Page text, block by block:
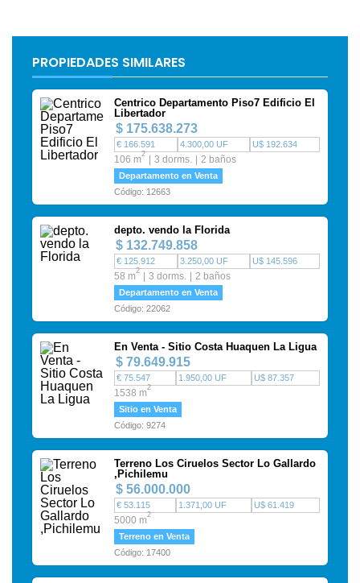
PROPIEDADES SIMILARES
Centrico Departamento Piso7 Edificio El
Libertador
$ 175.638.273
€ 166.591 4.300,00 UF U$ 192.634
106 m2 3 dorms. 2 baños
Departamento en Venta
Código: 12663
depto. vendo la Florida
$ 132.749.858
€ 125.912 3.250,00 UF U$ 145.596
58 m2 3 dorms. 2 baños
Departamento en Venta
Código: 22062
En Venta - Sitio Costa Huaquen La Ligua
$ 79.649.915
€ 75.547 1.950,00 UF U$ 87.357
1538 m2
Sitio en Venta
Código: 9274
Terreno Los Ciruelos Sector Lo Gallardo
,Pichilemu
$ 56.000.000
€ 53.115 1.371,00 UF U$ 61.419
5000 m2
Terreno en Venta
Código: 17400